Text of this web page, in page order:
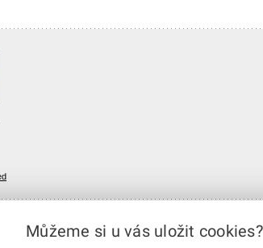
Můžeme si u vás uložit cookies?